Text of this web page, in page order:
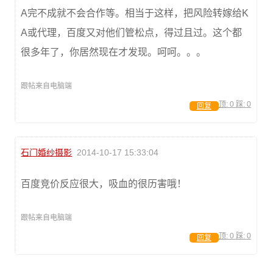
A完不成就不会合作等。相当于这样，把风险转嫁给K
A或代理，百度又对他们管松点，得过且过。这个都
很多年了，你居然现在才发现。呵呵。。。
跟帖来自电脑端
顶: 0 踩: 0
回复
石门婚纱摄影 2014-10-17 15:33:04
百度竞价反应很大，吸血的很历害哦！
跟帖来自电脑端
顶: 0 踩: 0
回复